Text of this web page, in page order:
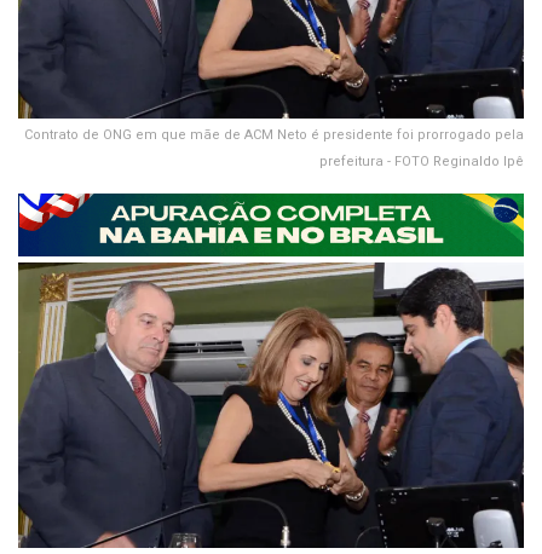
Contrato de ONG em que mãe de ACM Neto é presidente foi prorrogado pela
prefeitura - FOTO Reginaldo Ipê